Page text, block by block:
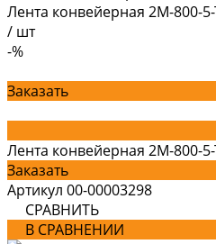
Лента конвейерная 2М-800-
/ шт
-%
Заказать
Лента конвейерная 2М-800-
Заказать
Артикул 00-00003298
СРАВНИТЬ
В СРАВНЕНИИ